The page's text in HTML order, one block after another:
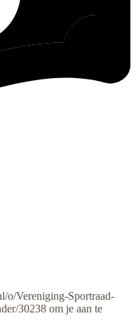
o/Vereniging-Sportraad-
30238 om je aan te